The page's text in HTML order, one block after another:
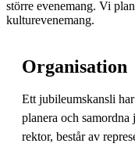
större evenemang. Vi
kulturevenemang.
Organisation
Ett jubileumskansli
planera och
rektor, består av